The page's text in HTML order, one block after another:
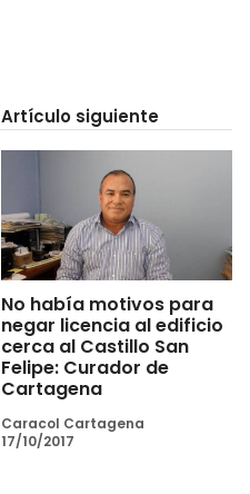
Artículo siguiente
No había motivos para
negar licencia al edificio
cerca al Castillo San
Felipe: Curador de
Cartagena
Caracol Cartagena
17/10/2017